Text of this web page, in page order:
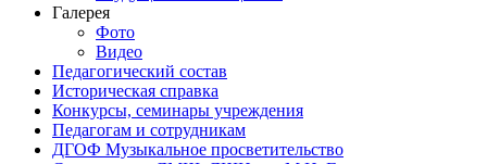
Галерея
Фото
Видео
Педагогический состав
Историческая справка
Конкурсы, семинары учреждения
Педагогам и сотрудникам
ДГОФ Музыкальное просветительство